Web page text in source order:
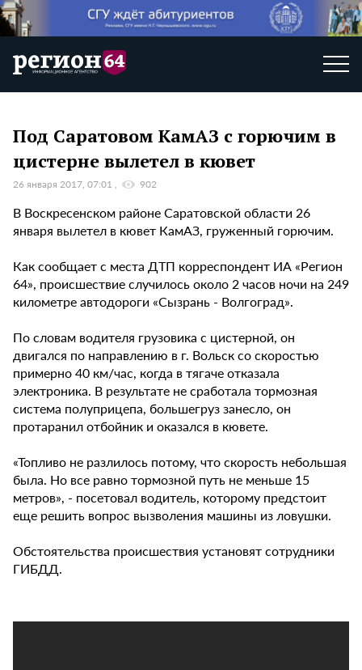
Под Саратовом КамАЗ с горючим в
цистерне вылетел в кювет
26 января 2017, 07:01 902
В Воскресенском районе Саратовской области 26
января вылетел в кювет КамАЗ, груженный горючим.
Как сообщает с места ДТП корреспондент ИА «Регион
64», происшествие случилось около 2 часов ночи на 249
километре автодороги «Сызрань - Волгоград».
По словам водителя грузовика с цистерной, он
двигался по направлению в г. Вольск со скоростью
примерно 40 км/час, когда в тягаче отказала
электроника. В результате не сработала тормозная
система полуприцепа, большегруз занесло, он
протаранил отбойник и оказался в кювете.
«Топливо не разлилось потому, что скорость небольшая
была. Но все равно тормозной путь не меньше 15
метров», - посетовал водитель, которому предстоит
еще решить вопрос вызволения машины из ловушки.
Обстоятельства происшествия установят сотрудники
ГИБДД.